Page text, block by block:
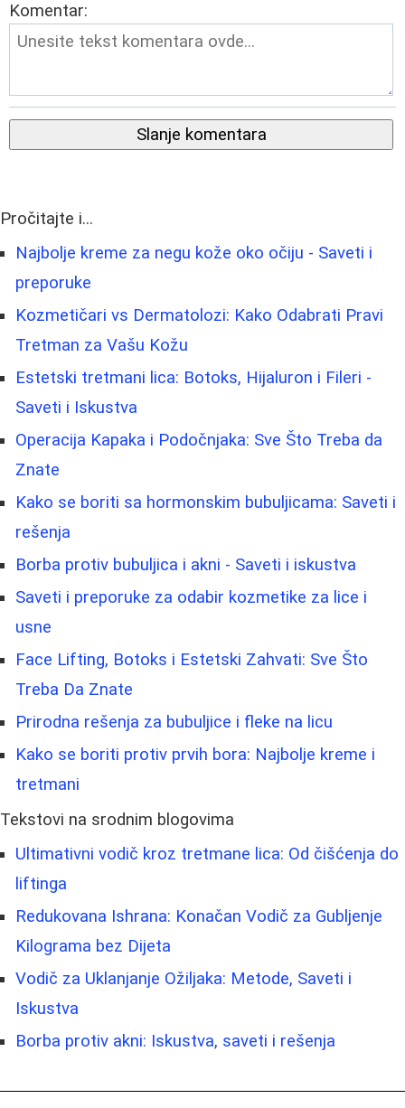
Komentar:
Slanje komentara
Pročitajte i...
Najbolje kreme za negu kože oko očiju - Saveti i
preporuke
Kozmetičari vs Dermatolozi: Kako Odabrati Pravi
Tretman za Vašu Kožu
Estetski tretmani lica: Botoks, Hijaluron i Fileri -
Saveti i Iskustva
Operacija Kapaka i Podočnjaka: Sve Što Treba da
Znate
Kako se boriti sa hormonskim bubuljicama: Saveti i
rešenja
Borba protiv bubuljica i akni - Saveti i iskustva
Saveti i preporuke za odabir kozmetike za lice i
usne
Face Lifting, Botoks i Estetski Zahvati: Sve Što
Treba Da Znate
Prirodna rešenja za bubuljice i fleke na licu
Kako se boriti protiv prvih bora: Najbolje kreme i
tretmani
Tekstovi na srodnim blogovima
Ultimativni vodič kroz tretmane lica: Od čišćenja do
liftinga
Redukovana Ishrana: Konačan Vodič za Gubljenje
Kilograma bez Dijeta
Vodič za Uklanjanje Ožiljaka: Metode, Saveti i
Iskustva
Borba protiv akni: Iskustva, saveti i rešenja